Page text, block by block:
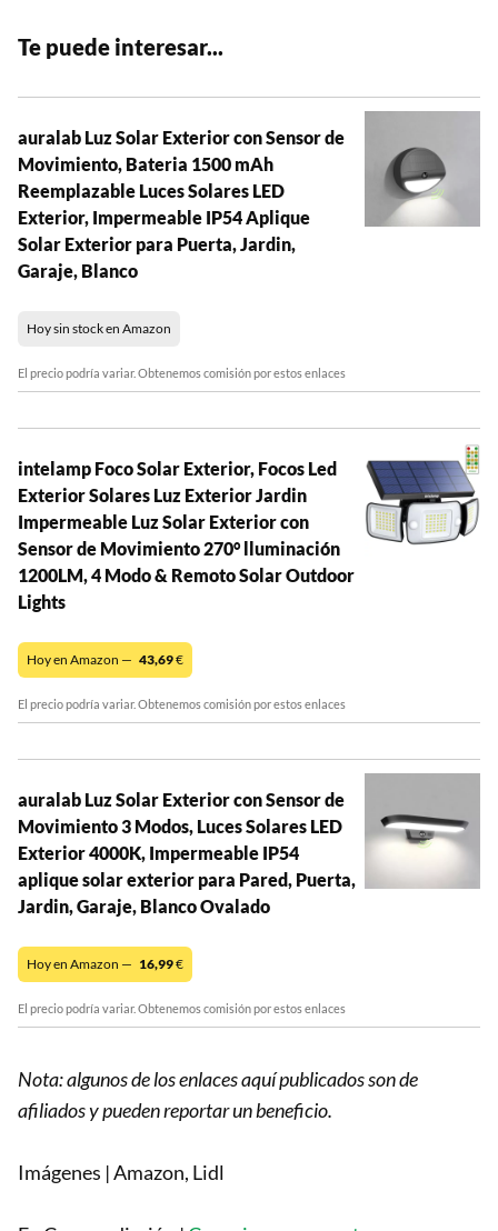
Te puede interesar...
auralab Luz Solar Exterior con Sensor de
Movimiento, Bateria 1500 mAh
Reemplazable Luces Solares LED
Exterior, Impermeable IP54 Aplique
Solar Exterior para Puerta, Jardin,
Garaje, Blanco
Hoy sin stock en Amazon
El precio podría variar. Obtenemos comisión por estos enlaces
intelamp Foco Solar Exterior, Focos Led
Exterior Solares Luz Exterior Jardin
Impermeable Luz Solar Exterior con
Sensor de Movimiento 270° lluminación
1200LM, 4 Modo & Remoto Solar Outdoor
Lights
Hoy en Amazon — 43,69€
El precio podría variar. Obtenemos comisión por estos enlaces
auralab Luz Solar Exterior con Sensor de
Movimiento 3 Modos, Luces Solares LED
Exterior 4000K, Impermeable IP54
aplique solar exterior para Pared, Puerta,
Jardin, Garaje, Blanco Ovalado
Hoy en Amazon — 16,99€
El precio podría variar. Obtenemos comisión por estos enlaces
Nota: algunos de los enlaces aquí publicados son de
afiliados y pueden reportar un beneficio.
Imágenes | Amazon, Lidl